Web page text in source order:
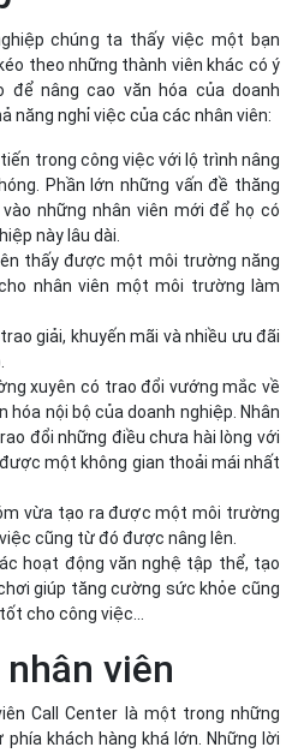
chúng ta thấy việc một bạn
theo những thành viên khác có ý
để nâng cao văn hóa của doanh
năng nghỉ việc của các nhân viên:
trong công việc với lộ trình nâng
Phần lớn những vấn đề thăng
những nhân viên mới để họ có
này lâu dài.
thấy được một môi trường năng
nhân viên một môi trường làm
giải, khuyến mãi và nhiều ưu đãi
xuyên có trao đổi vướng mắc về
hóa nội bộ của doanh nghiệp. Nhân
đổi những điều chưa hài lòng với
một không gian thoải mái nhất
vừa tạo ra được một môi trường
cũng từ đó được nâng lên.
hoạt động văn nghệ tập thể, tạo
giúp tăng cường sức khỏe cũng
cho công việc...
viên
Call Center là một trong những
khách hàng khá lớn. Những lời